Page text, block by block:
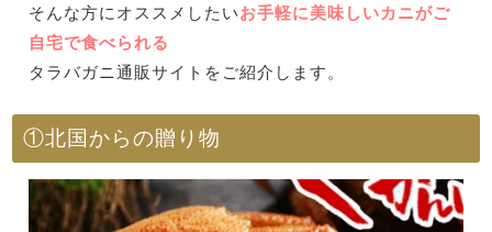
そんな方にオススメしたいお手軽に美味しいカニがご
自宅で食べられる
タラバガニ通販サイトをご紹介します。
①北国からの贈り物